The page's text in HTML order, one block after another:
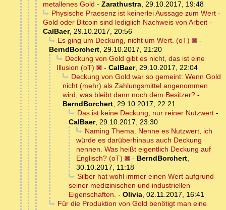
metallenes Gold - Zarathustra, 29.10.2017, 19:48
Physische Praesenz ist keinerlei Aussage zum Wert -
Gold oder Bitcoin sind lediglich Nachweis von Arbeit -
CalBaer, 29.10.2017, 20:56
Es ging um Deckung, nicht um Wert. (oT)
-
BerndBorchert, 29.10.2017, 21:20
Deckung von Gold gibt es nicht, das ist eine
Illusion (oT)
- CalBaer, 29.10.2017, 22:04
Deckung von Gold war so gemeint: Wenn Gold
nicht (mehr) als Zahlungsmittel angenommen
wird, was bleibt dann noch dem Besitzer? -
BerndBorchert, 29.10.2017, 22:21
Das ist keine Deckung, nur reiner Nutzwert-
CalBaer, 29.10.2017, 23:30
Naming Thema. Nenne es Nutzwert, ich
würde es darüberhinaus auch Deckung
nennen. Was heißt eigentlich Deckung auf
Englisch? (oT)
- BerndBorchert,
30.10.2017, 11:18
Silber hat wohl immer einen Wert aufgrund
seiner medizinischen und industriellen
Eigenschaften. - Olivia, 02.11.2017, 16:41
Für die Produktion von Gold benötigt man eine